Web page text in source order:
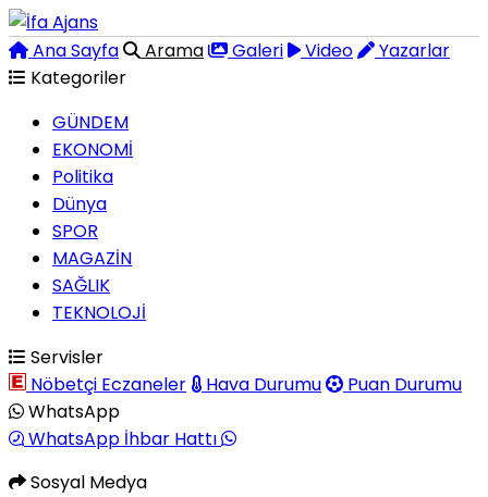
Ana Sayfa Arama Galeri Video
Yazarlar
Kategoriler
GÜNDEM
EKONOMİ
Politika
Dünya
SPOR
MAGAZİN
SAĞLIK
TEKNOLOJİ
Servisler
Nöbetçi Eczaneler
Hava Durumu
Puan Durumu
WhatsApp
WhatsApp İhbar Hattı
Sosyal Medya